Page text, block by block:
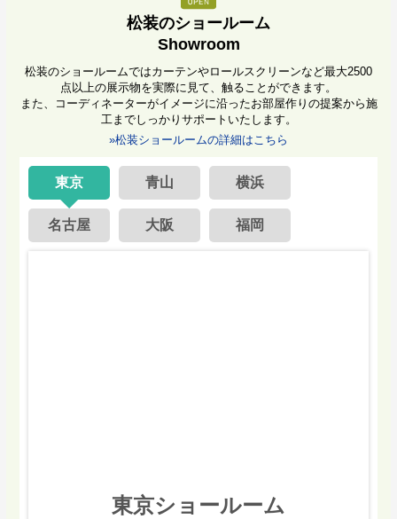
松装のショールーム
Showroom
松装のショールームではカーテンやロールスクリーンなど最大2500
点以上の展示物を実際に見て、触ることができます。
また、コーディネーターがイメージに沿ったお部屋作りの提案から施
工までしっかりサポートいたします。
»松装ショールームの詳細はこちら
東京 青山 横浜
名古屋 大阪 福岡
東京ショールーム